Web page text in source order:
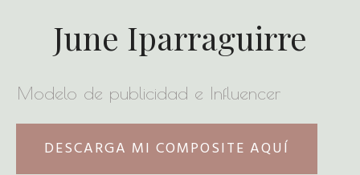
June Iparraguirre
Modelo de publicidad e Influencer
DESCARGA MI COMPOSITE AQUÍ